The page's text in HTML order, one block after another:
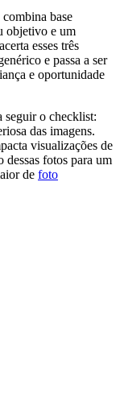
base
objetivo e um
esses três
e passa a ser
e oportunidade
seguir o checklist:
das imagens.
visualizações de
dessas fotos para um
de foto